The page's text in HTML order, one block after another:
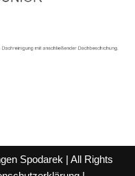
Spodarek | All Rights